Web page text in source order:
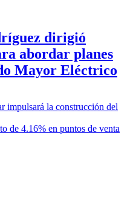
dirigió
abordar planes
Mayor Eléctrico
impulsará la construcción del
de 4.16% en puntos de venta